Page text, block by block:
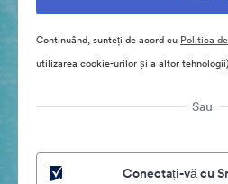
Continuând, sunteți de acord cu Politica
utilizarea cookie-urilor și a altor
Sau
Conectați-vă cu